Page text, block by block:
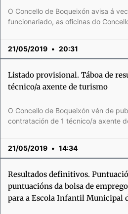
O Concello de Boqueixón avisa á
funcionariado, as oficinas do
21/05/2019 20:31
Listado provisional. Táboa de
técnico/a axente de turismo
O Concello de Boqueixón vén de
contratación de 1 técnico/a axente
21/05/2019 14:34
Resultados definitivos.
puntuacións da bolsa de
para a Escola Infantil Municipal